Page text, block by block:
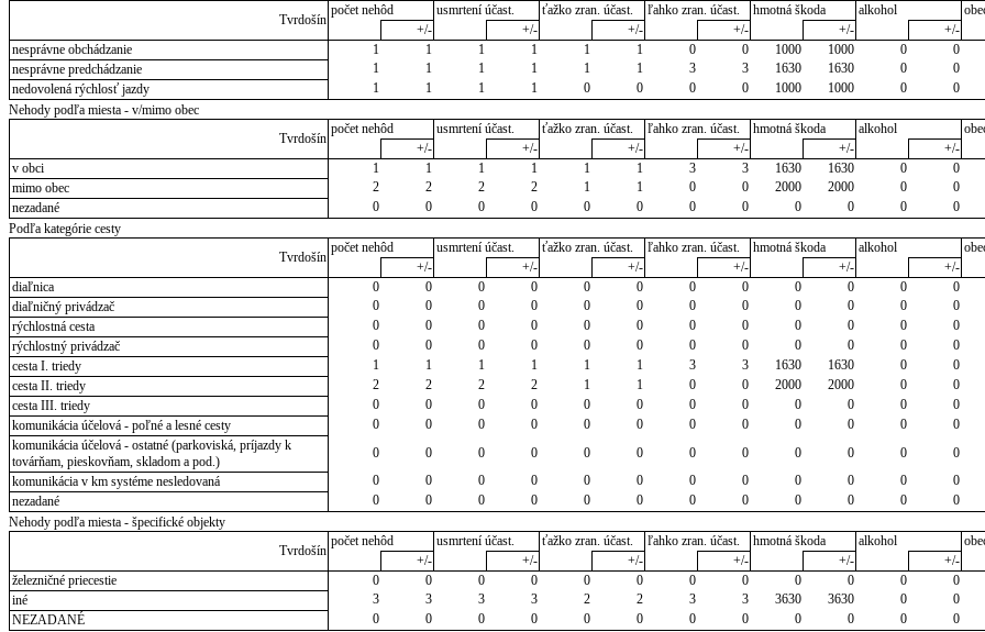
Tvrdošín
počet nehôd usmrtení účast. ťažko zran. účast. ľahko zran. účast. hmotná škoda alkohol
+/-
+/- +/- +/- +/- +/-
nesprávne obchádzanie
1 1 1 1 1 1 0 0 1000 1000 0 0
nesprávne predchádzanie
1 1 1 1 1 1 3 3 1630 1630 0 0
nedovolená rýchlosť jazdy
1 1 1 1 0 0 0 0 1000 1000 0 0
Nehody podľa miesta - v/mimo obec
Tvrdošín
počet nehôd usmrtení účast. ťažko zran. účast. ľahko zran. účast. hmotná škoda alkohol
+/-
+/- +/- +/- +/- +/-
v obci
1 1 1 1 1 1 3 3 1630 1630 0 0
mimo obec
2 2 2 2 1 1 0 0 2000 2000 0 0
nezadané
0 0 0 0 0 0 0 0 0 0 0 0
Podľa kategórie cesty
Tvrdošín
počet nehôd usmrtení účast. ťažko zran. účast. ľahko zran. účast. hmotná škoda alkohol
+/-
+/- +/- +/- +/- +/-
diaľnica
0 0 0 0 0 0 0 0 0 0 0 0
diaľničný privádzač
0 0 0 0 0 0 0 0 0 0 0 0
rýchlostná cesta
0 0 0 0 0 0 0 0 0 0 0 0
rýchlostný privádzač
0 0 0 0 0 0 0 0 0 0 0 0
cesta I. triedy
1 1 1 1 1 1 3 3 1630 1630 0 0
cesta II. triedy
2 2 2 2 1 1 0 0 2000 2000 0 0
cesta III. triedy
0 0 0 0 0 0 0 0 0 0 0 0
komunikácia účelová - poľné a lesné cesty
0 0 0 0 0 0 0 0 0 0 0 0
komunikácia účelová - ostatné (parkoviská, príjazdy k
továrňam, pieskovňam, skladom a pod.)
0 0 0 0 0 0 0 0 0 0 0 0
komunikácia v km systéme nesledovaná
0 0 0 0 0 0 0 0 0 0 0 0
nezadané
0 0 0 0 0 0 0 0 0 0 0 0
Nehody podľa miesta - špecifické objekty
Tvrdošín
počet nehôd usmrtení účast. ťažko zran. účast. ľahko zran. účast. hmotná škoda alkohol
+/-
+/- +/- +/- +/- +/-
železničné priecestie
0 0 0 0 0 0 0 0 0 0 0 0
iné
3 3 3 3 2 2 3 3 3630 3630 0 0
NEZADANÉ
0 0 0 0 0 0 0 0 0 0 0 0